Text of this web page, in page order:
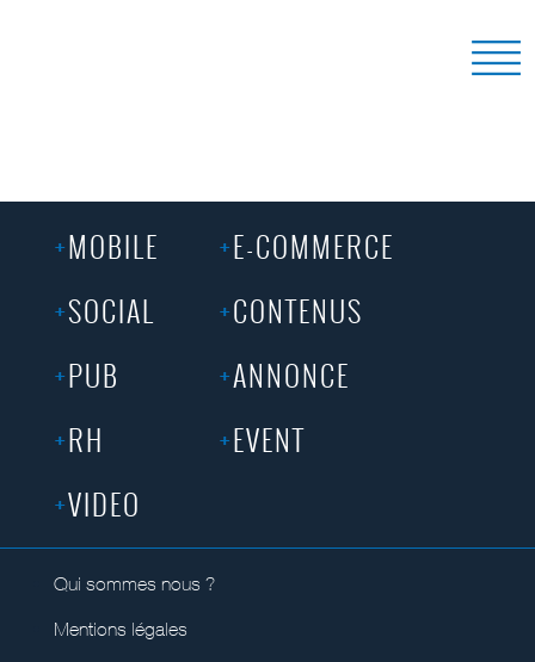
MOBILE
SOCIAL
PUB
RH
VIDEO
E-COMMERCE
CONTENUS
ANNONCE
EVENT
Qui sommes nous ?
Mentions légales